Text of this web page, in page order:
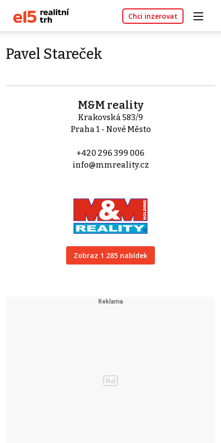
Chci inzerovat
Pavel Stareček
M&M reality
Krakovská 583/9
Praha 1 - Nové Město
+420 296 399 006
info@mmreality.cz
Zobraz 1 285 nabídek